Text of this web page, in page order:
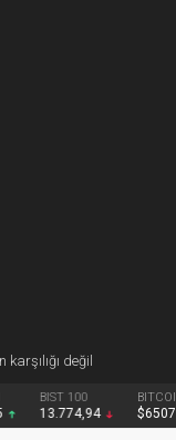
emeği yok saydı
BITCOIN
$65077